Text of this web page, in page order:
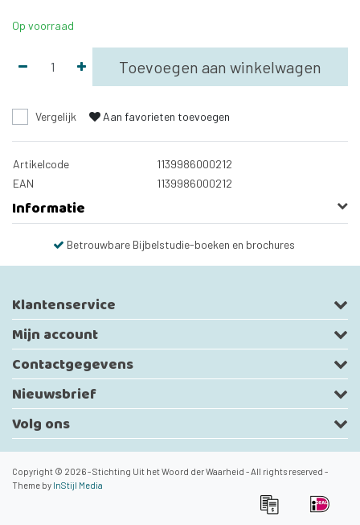
Op voorraad
Toevoegen aan winkelwagen
Vergelijk Aan favorieten toevoegen
Artikelcode
1139986000212
EAN
1139986000212
Informatie
Betrouwbare Bijbelstudie-boeken en brochures
Klantenservice
Mijn account
Contactgegevens
Nieuwsbrief
Volg ons
Copyright © 2026 - Stichting Uit het Woord der Waarheid - All rights reserved -
Theme by InStijl Media